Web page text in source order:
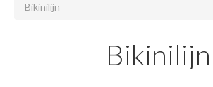
Behandelingen
Bikinilijn
Bikinilijn